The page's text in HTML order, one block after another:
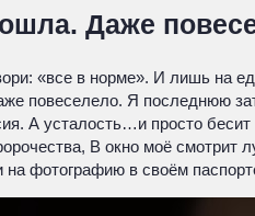
Даже
«все в норме». И лишь на
повеселело. Я последнюю
А усталость…и просто бесит
В окно моё смотрит
фотографию в своём